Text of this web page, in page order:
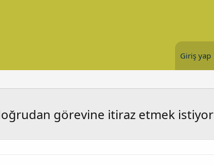
Giriş yap
görevine itiraz etmek istiyor